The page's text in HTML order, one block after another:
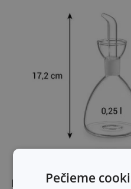
RozmeryPečieme